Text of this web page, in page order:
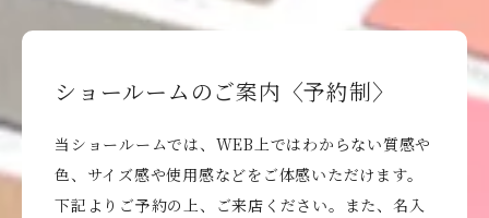
ショールームのご案内〈予約制〉
当ショールームでは、WEB上ではわからない質感や
色、サイズ感や使用感などをご体感いただけます。
下記よりご予約の上、ご来店ください。また、名入